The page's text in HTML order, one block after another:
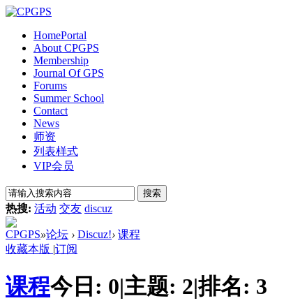
HomePortal
About CPGPS
Membership
Journal Of GPS
Forums
Summer School
Contact
News
师资
列表样式
VIP会员
搜索
热搜: 活动 交友 discuz
CPGPS»论坛 › Discuz!› 课程
收藏本版 |订阅
课程今日: 0|主题: 2|排名: 3